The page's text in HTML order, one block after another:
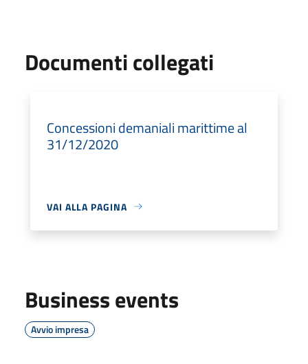
Documenti collegati
Concessioni demaniali marittime al
31/12/2020
VAI ALLA PAGINA
Business events
Avvio impresa